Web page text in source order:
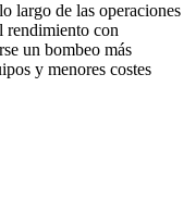
largo de las operaciones
rendimiento con
un bombeo más
y menores costes